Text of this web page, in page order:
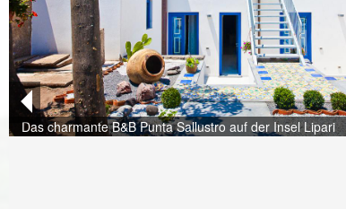
Das charmante B&B Punta Sallustro auf der Insel Lipari